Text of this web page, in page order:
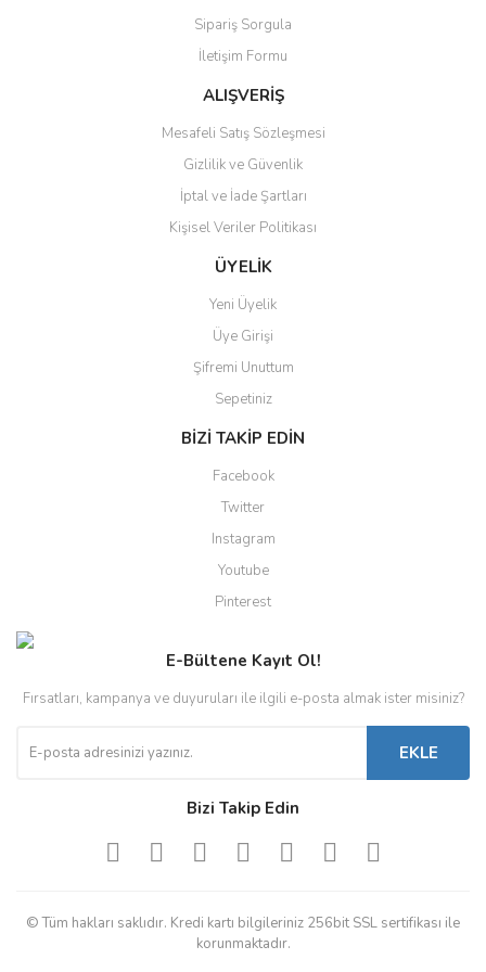
Ürün fiyatı diğer sitelerden daha pahalı.
Bu ürüne benzer farklı alternatifler olmalı.
Gönder
Sipariş Sorgula
İletişim Formu
ALIŞVERİŞ
Mesafeli Satış Sözleşmesi
Gizlilik ve Güvenlik
İptal ve İade Şartları
Kişisel Veriler Politikası
ÜYELİK
Yeni Üyelik
Üye Girişi
Şifremi Unuttum
Sepetiniz
BİZİ TAKİP EDİN
Facebook
Twitter
Instagram
Youtube
Pinterest
E-Bültene Kayıt Ol!
Fırsatları, kampanya ve duyuruları ile ilgili e-posta almak ister misiniz?
EKLE
Bizi Takip Edin
© Tüm hakları saklıdır. Kredi kartı bilgileriniz 256bit SSL sertifikası ile
korunmaktadır.